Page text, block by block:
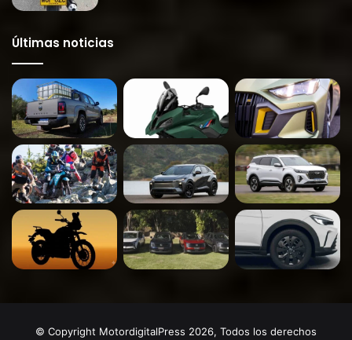
Últimas noticias
© Copyright MotordigitalPress 2026, Todos los derechos